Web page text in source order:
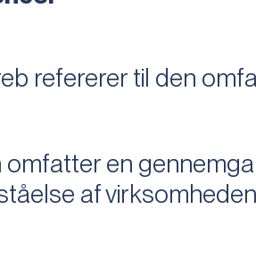
refererer til den
en
af